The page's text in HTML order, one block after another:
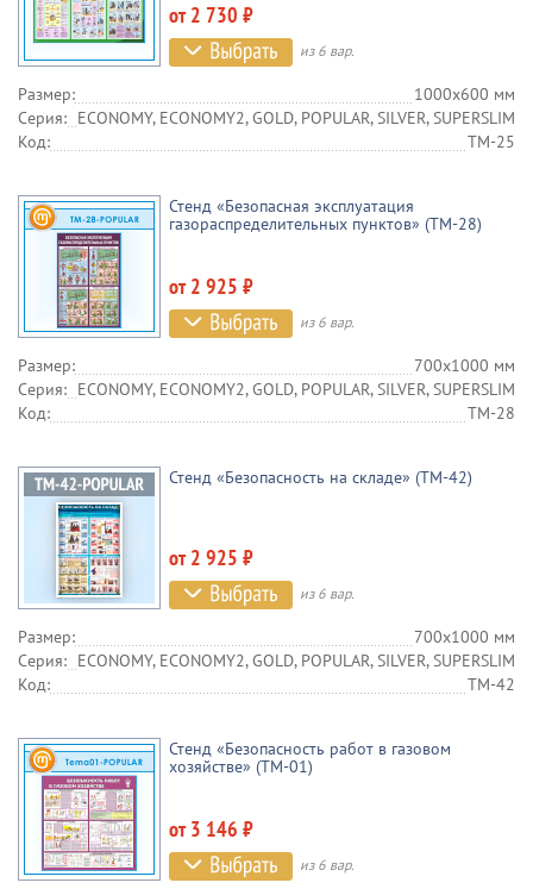
от 2 730 ₽
из 6 вар.
Размер:
1000х600 мм
Серия: ECONOMY, ECONOMY2, GOLD, POPULAR, SILVER, SUPERSLIM
Код:
TM-25
Стенд «Безопасная эксплуатация
газораспределительных пунктов» (TM-28)
от 2 925 ₽
из 6 вар.
Размер:
700х1000 мм
Серия: ECONOMY, ECONOMY2, GOLD, POPULAR, SILVER, SUPERSLIM
Код:
TM-28
Стенд «Безопасность на складе» (TM-42)
от 2 925 ₽
из 6 вар.
Размер:
700х1000 мм
Серия: ECONOMY, ECONOMY2, GOLD, POPULAR, SILVER, SUPERSLIM
Код:
TM-42
Стенд «Безопасность работ в газовом
хозяйстве» (TM-01)
от 3 146 ₽
из 6 вар.